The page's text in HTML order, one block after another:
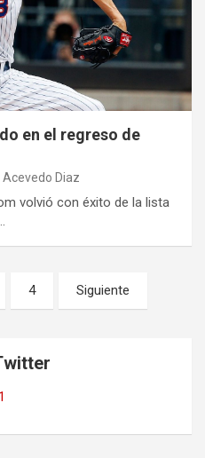
en el regreso de
Acevedo Diaz
volvió con éxito de la lista
4 Siguiente